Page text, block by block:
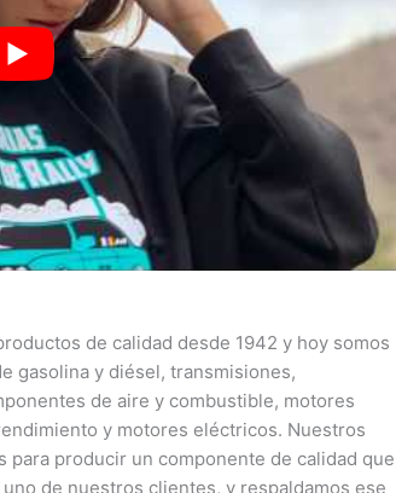
de calidad desde 1942 y hoy somos
gasolina y diésel, transmisiones,
de aire y combustible, motores
y motores eléctricos. Nuestros
producir un componente de calidad que
de nuestros clientes, y respaldamos ese